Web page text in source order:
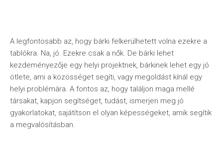
A legfontosabb az, hogy bárki felkerülhetett volna ezekre a
tablókra. Na, jó. Ezekre csak a nők. De bárki lehet
kezdeményezője egy helyi projektnek, bárkinek lehet egy jó
ötlete, ami a közösséget segíti, vagy megoldást kínál egy
helyi problémára. A fontos az, hogy találjon maga mellé
társakat, kapjon segítséget, tudást, ismerjen meg jó
gyakorlatokat, sajátítson el olyan képességeket, amik segítik
a megvalósításban.